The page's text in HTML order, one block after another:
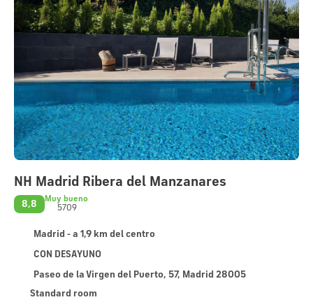
NH Madrid Ribera del Manzanares
8,8
Muy bueno
5709
Madrid - a 1,9 km del centro
CON DESAYUNO
Paseo de la Virgen del Puerto, 57, Madrid 28005
Standard room